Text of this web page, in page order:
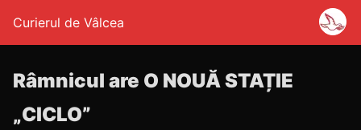
Curierul de Vâlcea
Râmnicul are O NOUĂ STAȚIE
„CICLO”